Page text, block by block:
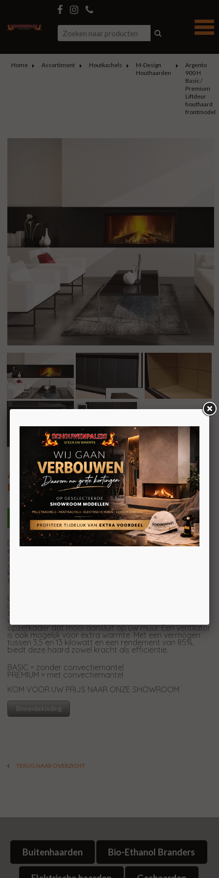
Home Assortiment Houtkachels
M-Design
Houthaarden
Argento
900 H
Basic /
Premium
Liftdeur
houthaard
frontmodel
Argento 900 H Basic / Premium
Liftdeur houthaard frontmodel
De Argento 900 H is de haard die uw ruimte een warme
en moderne uitstraling geeft. Dankzij het horizontale
ontwerp geniet u van een breed vlammenbeeld dat voor
veel gezelligheid zorgt. Het strakke ontwerp en de
kantelbare deur maken het schoonmaken heel
eenvoudig.
U kunt de Argento 900 H ook in een Premium-
uitvoering krijgen, met een
speciale convectiemantel voor betere
warmteverspreiding. Maak de haard af met een
opzetkader dat mooi aansluit op uw muur. Een ventilator
is ook mogelijk voor extra warmte. Met een vermogen
tussen 3,5 en 13 kilowatt en een rendement van 85%,
biedt deze haard zowel kracht als efficiëntie.
BASIC = zonder convectiemantel
PREMIUM = met convectiemantel
KOM VOOR UW PRIJS NAAR ONZE SHOWROOM
Binnenbekleding
TERUG NAAR OVERZICHT
Buitenhaarden Bio-Ethanol Branders